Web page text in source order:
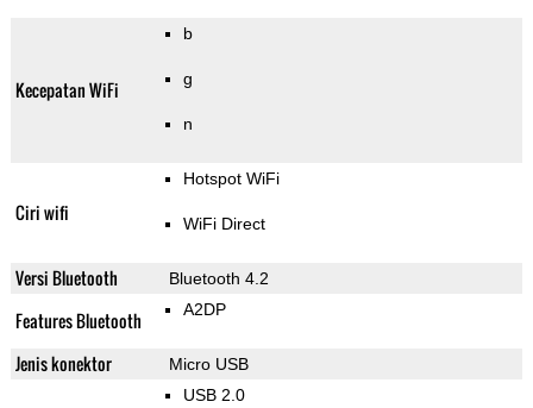
Kecepatan WiFi
b
g
n
Ciri wifi
Hotspot WiFi
WiFi Direct
Versi Bluetooth Bluetooth 4.2
Features Bluetooth A2DP
Jenis konektor Micro USB
USB 2.0